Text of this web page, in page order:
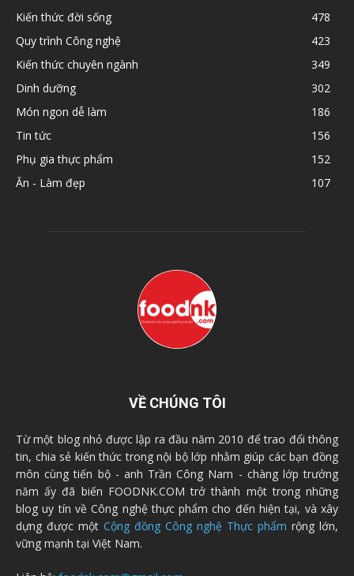
Kiến thức đời sống
478
Quy trình Công nghệ
423
Kiến thức chuyên ngành
349
Dinh dưỡng
302
Món ngon dễ làm
186
Tin tức
156
Phụ gia thực phẩm
152
Ăn - Làm đẹp
107
VỀ CHÚNG TÔI
Từ một blog nhỏ được lập ra đầu năm 2010 để trao đổi thông
tin, chia sẻ kiến thức trong nội bộ lớp nhằm giúp các bạn đồng
môn cùng tiến bộ - anh Trần Công Nam - chàng lớp trưởng
năm ấy đã biến FOODNK.COM trở thành một trong những
blog uy tín về Công nghệ thực phẩm cho đến hiện tại, và xây
dựng được một Cộng đồng Công nghệ Thực phẩm rộng lớn,
vững mạnh tại Việt Nam.